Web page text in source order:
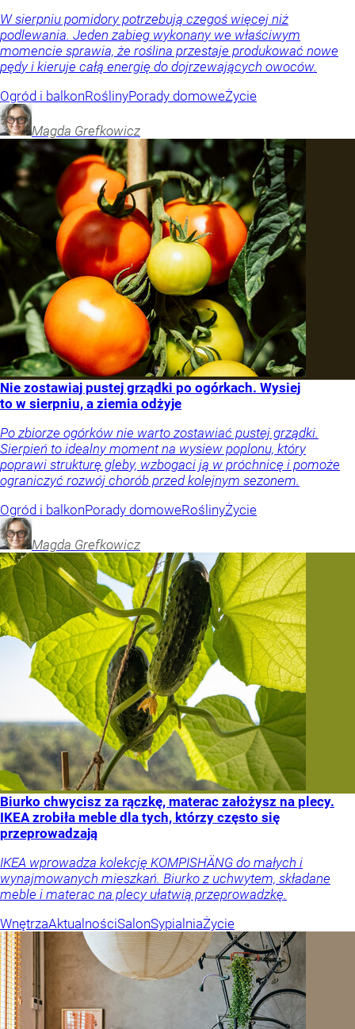
W sierpniu pomidory potrzebują czegoś więcej niż
podlewania. Jeden zabieg wykonany we właściwym
momencie sprawia, że roślina przestaje produkować nowe
pędy i kieruje całą energię do dojrzewających owoców.
Ogród i balkonRoślinyPorady domoweŻycie
Magda Grefkowicz
Nie zostawiaj pustej grządki po ogórkach. Wysiej
to w sierpniu, a ziemia odżyje
Po zbiorze ogórków nie warto zostawiać pustej grządki.
Sierpień to idealny moment na wysiew poplonu, który
poprawi strukturę gleby, wzbogaci ją w próchnicę i pomoże
ograniczyć rozwój chorób przed kolejnym sezonem.
Ogród i balkonPorady domoweRoślinyŻycie
Magda Grefkowicz
Biurko chwycisz za rączkę, materac założysz na plecy.
IKEA zrobiła meble dla tych, którzy często się
przeprowadzają
IKEA wprowadza kolekcję KOMPISHÄNG do małych i
wynajmowanych mieszkań. Biurko z uchwytem, składane
meble i materac na plecy ułatwią przeprowadzkę.
WnętrzaAktualnościSalonSypialniaŻycie